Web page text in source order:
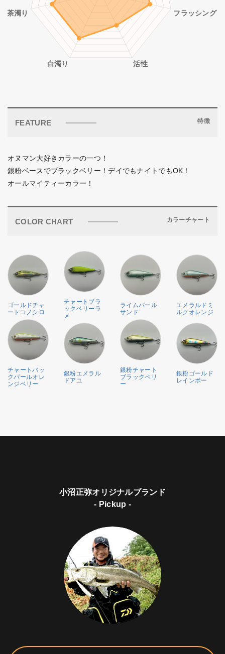
FEATURE 特徴
オヌマン大好きカラーの一つ！
銀粉ベースでブラックベリー！デイでもナイトでもOK！
オールマイティーカラー！
COLOR CHART カラーチャート
ゴールドチャ
ートコノシロ
チャートブラ
ックベリーラ
メ
ライムパール
サンド
エメラルドミ
ルクオレンジ
チャートバッ
クパールオレ
ンジベリー
銀粉エメラル
ドアユ
銀粉チャート
ブラックベリ
ー
銀粉ゴールド
レインボー
小沼正弥オリジナルブランド
- Pickup -